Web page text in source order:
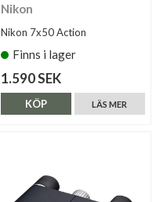
Nikon
Nikon 7x50 Action
Finns i lager
1.590 SEK
LÄS MER
KÖP